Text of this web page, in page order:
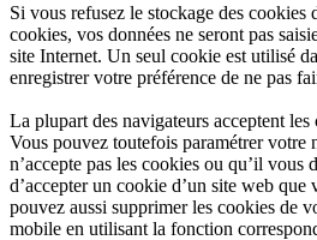
Si vous refusez le stockage des cookies
cookies, vos données ne seront pas
site Internet. Un seul cookie est utilisé
enregistrer votre préférence de ne pas
La plupart des navigateurs acceptent
Vous pouvez toutefois paramétrer votre
n’accepte pas les cookies ou qu’il vous
d’accepter un cookie d’un site web que
pouvez aussi supprimer les cookies de
mobile en utilisant la fonction